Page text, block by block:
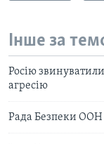
Інше за
Росію
агресію
Рада Безпеки ООН